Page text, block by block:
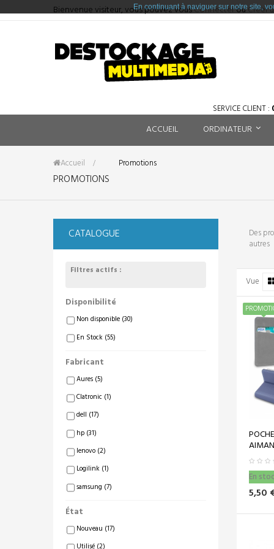
Bienvenue visiteur, vous pouvez vousConnecterouCréer
SERVICE CLIENT :
ACCUEIL ORDINATEUR
Accueil &gt; Promotions
CATALOGUE
Filtres actifs :
Disponibilité
Non disponible (30)
En Stock (55)
Fabricant
Aures (5)
Clatronic (1)
dell (17)
hp (31)
lenovo (2)
Logilink (1)
samsung (7)
État
Nouveau (17)
Utilisé (2)
PROMOTIONS
Des
autres
Vue
En
5,50
En continuant à naviguer sur notre site,